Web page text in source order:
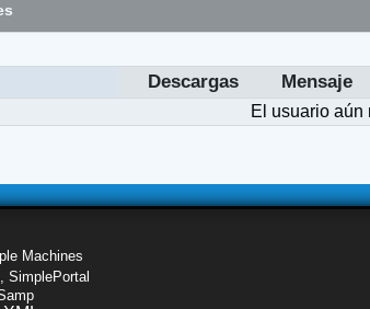
Descargas Mensaje
El usuario aún
Machines
SimplePortal